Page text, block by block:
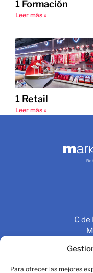
Para ofrecer las mejores
1 Formación
Leer más »
1 Retail
Leer más »
C de